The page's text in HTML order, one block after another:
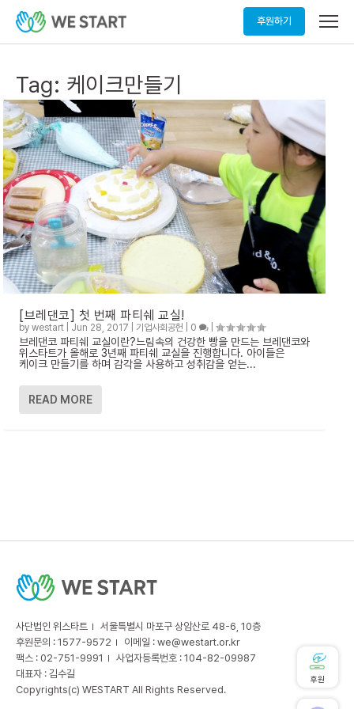
후원하기
메
열
Tag: 케이크만들기
[브레댄코] 첫 번째 파티쉐 교실!
by westart Jun 28, 2017 기업사회공헌 0
브레댄코 파티쉐 교실이란?느림속의 건강한 빵을 만드는 브레댄코와
위스타트가 올해로 3년째 파티쉐 교실을 진행합니다. 아이들은
케이크 만들기를 하며 감각을 사용하고 성취감을 얻는...
READ MORE
사단법인 위스타트
서울특별시 마포구 상암산로 48-6, 10층
후원문의 : 1577-9572
이메일 : we@westart.or.kr
팩스 : 02-751-9991
사업자등록번호 : 104-82-09987
대표자 : 김수길
Copyrights(c) WESTART All Rights Reserved.
후원